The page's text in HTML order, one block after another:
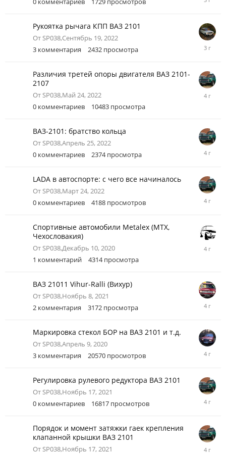
Рукоятка рычага КПП ВАЗ 2101
ОтSP038,Сентябрь 19, 2022
3 комментария 2432 просмотра
Различия третей опоры двигателя ВАЗ 2101-
2107
ОтSP038,Май 24, 2022
0 комментариев 10483 просмотра
Май
ВАЗ-2101: братство кольца
ОтSP038,Апрель 25, 2022
0 комментариев 2374 просмотра
Апрель
LADA в автоспорте: с чего все начиналось
ОтSP038,Март 24, 2022
0 комментариев 4188 просмотров
Март
Спортивные автомобили Metalex (MTX,
Чехословакия)
ОтSP038,Декабрь 10, 2020
1 комментарий 4314 просмотра
Март
ВАЗ 21011 Vihur-Ralli (Вихур)
ОтSP038,Ноябрь 8, 2021
2 комментария 3172 просмотра
Декабрь
Маркировка стекол БОР на ВАЗ 2101 и т.д.
ОтSP038,Апрель 9, 2020
3 комментария 20570 просмотров
Декабрь
Регулировка рулевого редуктора ВАЗ 2101
ОтSP038,Ноябрь 17, 2021
0 комментариев 16817 просмотров
Ноябрь
Порядок и момент затяжки гаек крепления
клапанной крышки ВАЗ 2101
ОтSP038,Ноябрь 17, 2021
Ноябрь